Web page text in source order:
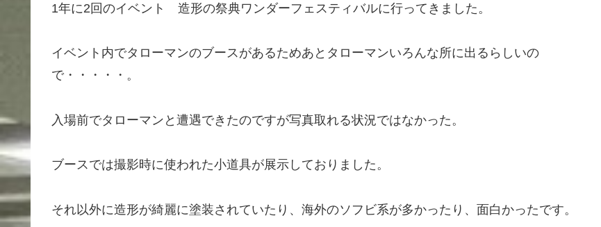
1年に2回のイベント 造形の祭典ワンダーフェスティバルに行ってきました。
イベント内でタローマンのブースがあるためあとタローマンいろんな所に出るらしいの
で・・・・・。
入場前でタローマンと遭遇できたのですが写真取れる状況ではなかった。
ブースでは撮影時に使われた小道具が展示しておりました。
それ以外に造形が綺麗に塗装されていたり、海外のソフビ系が多かったり、面白かったです。